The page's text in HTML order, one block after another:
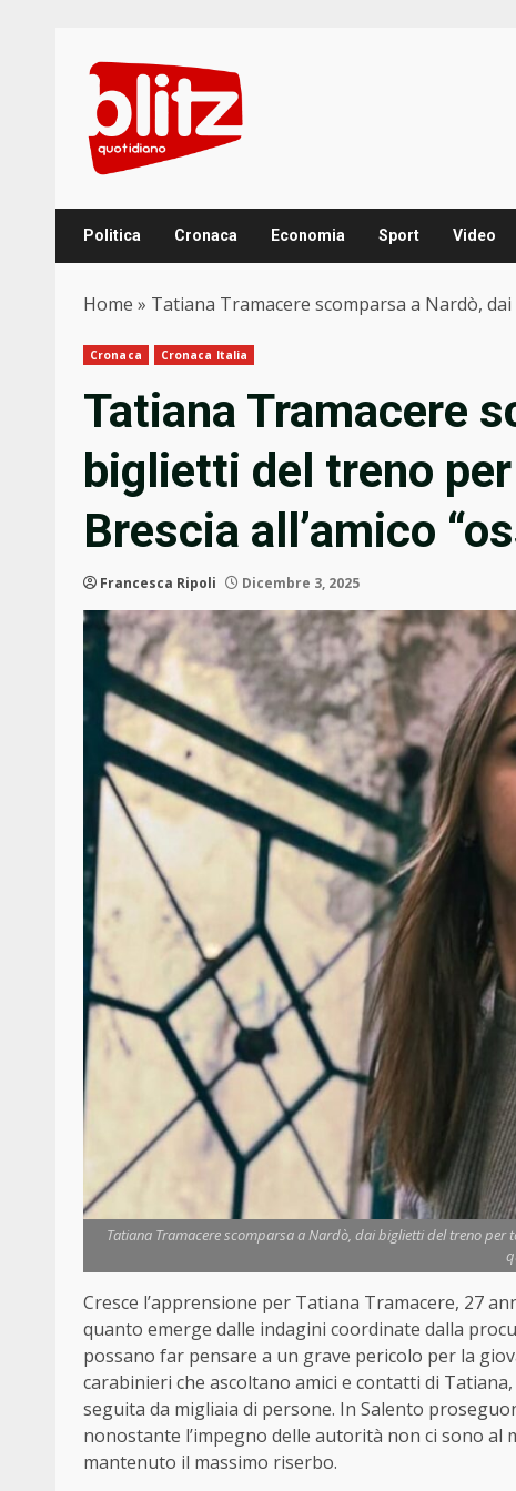
content
Politica Cronaca Economia Sport Video
Home » Tatiana Tramacere scomparsa a Nardò,
Cronaca Cronaca Italia
Tatiana Tramacere
biglietti del treno
Brescia all’amico
Francesca Ripoli Dicembre 3, 2025
Tatiana Tramacere scomparsa a Nardò, dai biglietti del treno
Cresce l’apprensione per Tatiana Tramacere, 27
quanto emerge dalle indagini coordinate dalla
possano far pensare a un grave pericolo per la
carabinieri che ascoltano amici e contatti di
seguita da migliaia di persone. In Salento
nonostante l’impegno delle autorità non ci sono al
mantenuto il massimo riserbo.